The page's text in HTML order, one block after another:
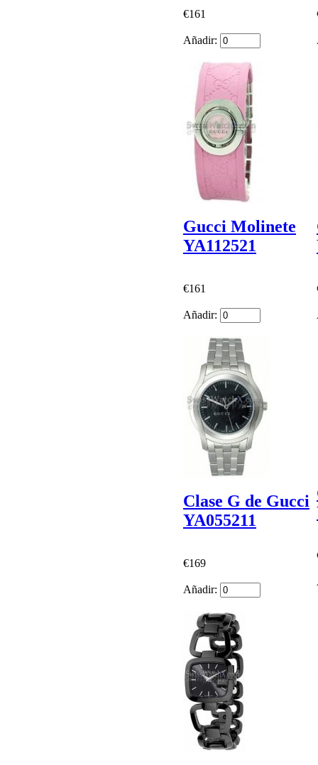
€161
Añadir:
Gucci Molinete
YA112521
€161
Añadir:
Clase G de Gucci
YA055211
€169
Añadir: